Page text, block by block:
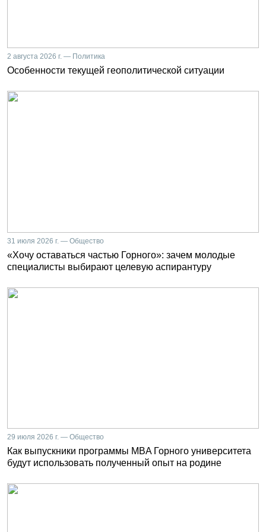
2 августа 2026 г. — Политика
Особенности текущей геополитической ситуации
31 июля 2026 г. — Общество
«Хочу оставаться частью Горного»: зачем молодые
специалисты выбирают целевую аспирантуру
29 июля 2026 г. — Общество
Как выпускники программы MBA Горного университета
будут использовать полученный опыт на родине